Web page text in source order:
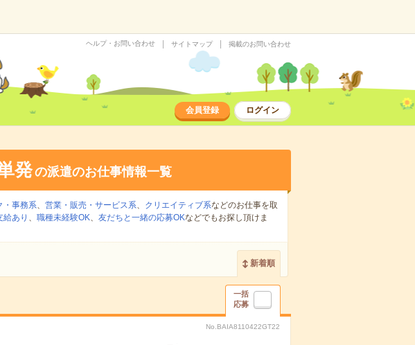
ヘルプ・お問い合わせ サイトマップ 掲載のお問い合わせ
会員登録 ログイン
発の派遣のお仕事情報一覧
・事務系、 営業・販売・サービス系、 クリエイティブ系などのお仕事を取
給あり 、 職種未経験OK、 友だちと一緒の応募OKなどでもお探し頂けま
新着順
一括
応募
No.BAIA8110422GT22